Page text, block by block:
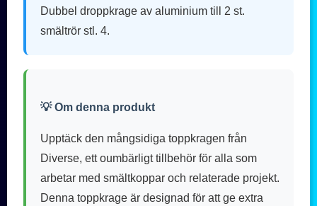
Dubbel droppkrage av aluminium till 2 st.
smältrör stl. 4.
💡 Om denna produkt
Upptäck den mångsidiga toppkragen från
Diverse, ett oumbärligt tillbehör för alla som
arbetar med smältkoppar och relaterade projekt.
Denna toppkrage är designad för att ge extra